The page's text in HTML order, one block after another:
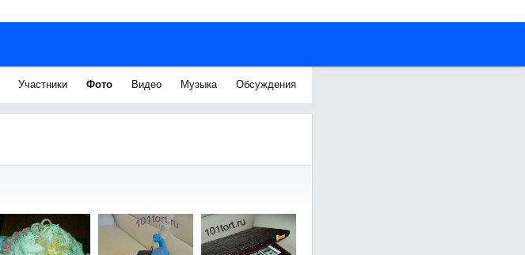
Участники Фото Видео Музыка Обсуждения